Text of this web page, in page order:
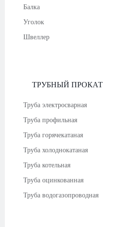
Балка
Уголок
Швеллер
ТРУБНЫЙ ПРОКАТ
Труба электросварная
Труба профильная
Труба горячекатаная
Труба холоднокатаная
Труба котельная
Труба оцинкованная
Труба водогазопроводная